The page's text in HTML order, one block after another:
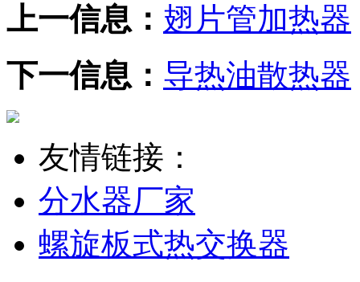
上一信息： 翅片管加热器
下一信息： 导热油散热器
友情链接：
分水器厂家
螺旋板式热交换器